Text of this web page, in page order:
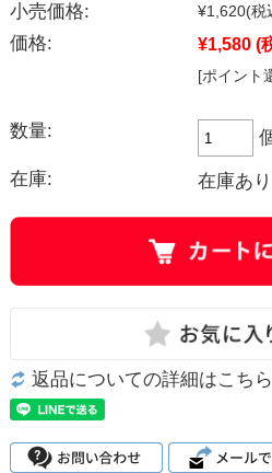
小売価格: ¥1,620(税
価格: ¥1,580 (
[ポイント
数量:
在庫: 在庫あり
返品についての詳細はこちら